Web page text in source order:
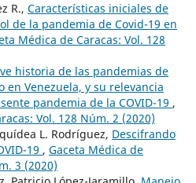
R., Características iniciales de
de la pandemia de Covid-19 en
Médica de Caracas: Vol. 128
historia de las pandemias de
en Venezuela, y su relevancia
pandemia de la COVID-19 ,
Vol. 128 Núm. 2 (2020)
L. Rodríguez, Descifrando
19 , Gaceta Médica de
3 (2020)